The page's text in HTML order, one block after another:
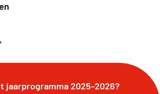
jaarprogramma 2025-2026?